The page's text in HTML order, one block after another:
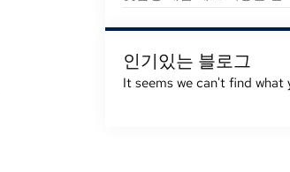
인기있는 블로그
It seems we can't find what